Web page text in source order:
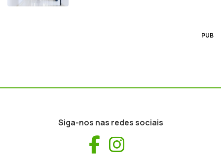
PUB
Siga-nos nas redes sociais
Facebook